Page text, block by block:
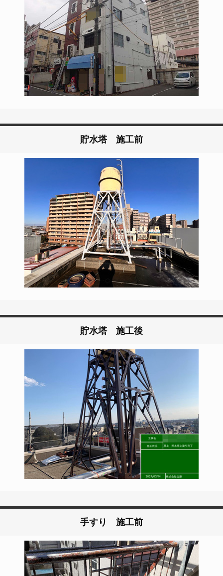
貯水塔 施工前
貯水塔 施工後
手すり 施工前